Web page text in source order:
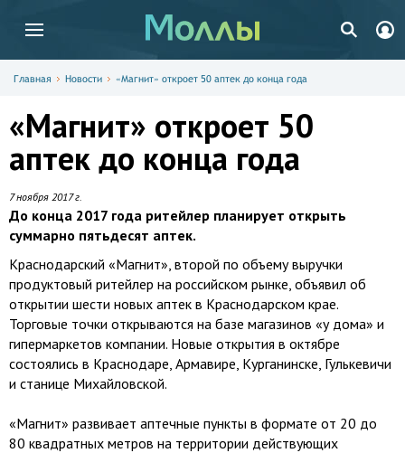
Главная Новости «Магнит» откроет 50 аптек до конца года
«Магнит» откроет 50
аптек до конца года
7 ноября 2017 г.
До конца 2017 года ритейлер планирует открыть
суммарно пятьдесят аптек.
Краснодарский «Магнит», второй по объему выручки
продуктовый ритейлер на российском рынке, объявил об
открытии шести новых аптек в Краснодарском крае.
Торговые точки открываются на базе магазинов «у дома» и
гипермаркетов компании. Новые открытия в октябре
состоялись в Краснодаре, Армавире, Курганинске, Гулькевичи
и станице Михайловской.
«Магнит» развивает аптечные пункты в формате от 20 до
80 квадратных метров на территории действующих